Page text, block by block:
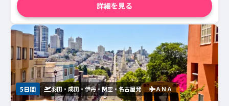
詳細を見る
5日間 羽田・成田・伊丹・関空・名古屋発 ＡＮＡ